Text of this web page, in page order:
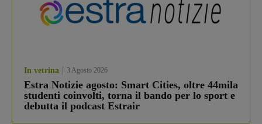
In vetrina 3 Agosto 2026
Estra Notizie agosto: Smart Cities, oltre 44mila
studenti coinvolti, torna il bando per lo sport e
debutta il podcast Estrair